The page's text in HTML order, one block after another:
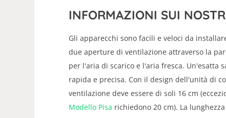
INFORMAZIONI SUI
Gli apparecchi sono facili e veloci da
due aperture di ventilazione attraverso la
per l'aria di scarico e l'aria fresca. Un'esatta
rapida e precisa. Con il design dell'unità di
ventilazione deve essere di soli 16 cm
Modello Pisa richiedono 20 cm). La